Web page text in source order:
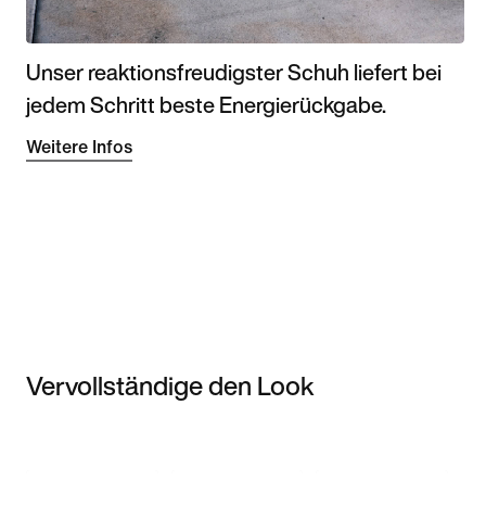
Unser reaktionsfreudigster Schuh liefert bei
jedem Schritt beste Energierückgabe.
Weitere Infos
Vervollständige den Look